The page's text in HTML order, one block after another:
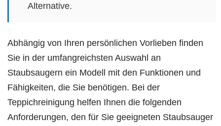
Alternative.
Abhängig von Ihren persönlichen Vorlieben finden
Sie in der umfangreichsten Auswahl an
Staubsaugern ein Modell mit den Funktionen und
Fähigkeiten, die Sie benötigen. Bei der
Teppichreinigung helfen Ihnen die folgenden
Anforderungen, den für Sie geeigneten Staubsauger